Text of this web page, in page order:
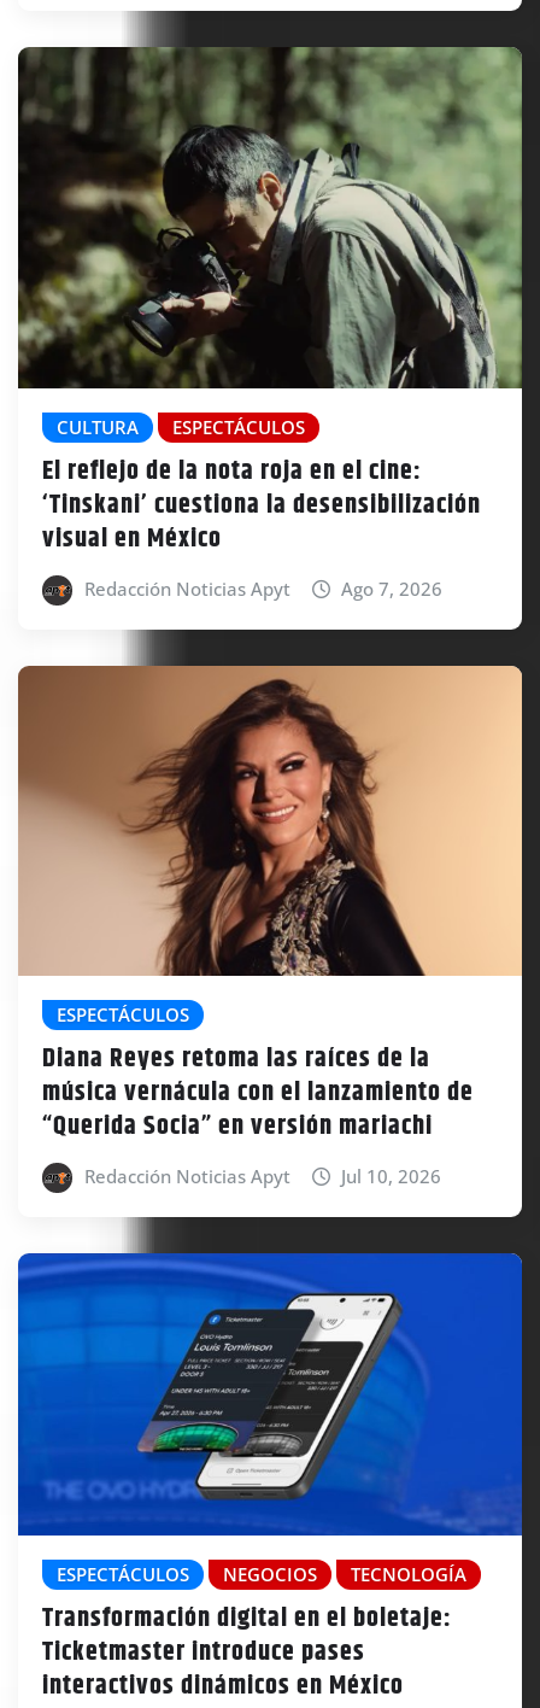
CULTURA ESPECTÁCULOS
El reflejo de la nota roja en el cine:
‘Tinskani’ cuestiona la desensibilización
visual en México
Redacción Noticias Apyt Ago 7, 2026
ESPECTÁCULOS
Diana Reyes retoma las raíces de la
música vernácula con el lanzamiento de
“Querida Socia” en versión mariachi
Redacción Noticias Apyt Jul 10, 2026
ESPECTÁCULOS NEGOCIOS TECNOLOGÍA
Transformación digital en el boletaje:
Ticketmaster introduce pases
interactivos dinámicos en México